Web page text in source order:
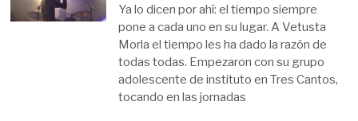
Ya lo dicen por ahí: el tiempo siempre
pone a cada uno en su lugar. A Vetusta
Morla el tiempo les ha dado la razón de
todas todas. Empezaron con su grupo
adolescente de instituto en Tres Cantos,
tocando en las jornadas